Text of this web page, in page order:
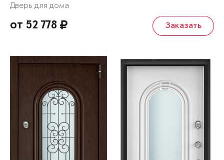
Дверь для дома
от 52 778 Заказать